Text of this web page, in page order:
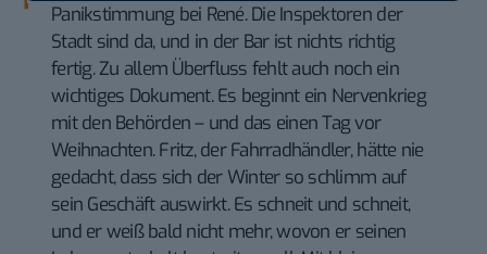
Panikstimmung bei René. Die Inspektoren der
Stadt sind da, und in der Bar ist nichts richtig
fertig. Zu allem Überfluss fehlt auch noch ein
wichtiges Dokument. Es beginnt ein Nervenkrieg
mit den Behörden – und das einen Tag vor
Weihnachten. Fritz, der Fahrradhändler, hätte nie
gedacht, dass sich der Winter so schlimm auf
sein Geschäft auswirkt. Es schneit und schneit,
und er weiß bald nicht mehr, wovon er seinen